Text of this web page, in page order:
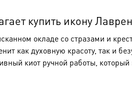
купить икону
окладе со стразами и
как духовную красоту, так и
киот ручной работы,